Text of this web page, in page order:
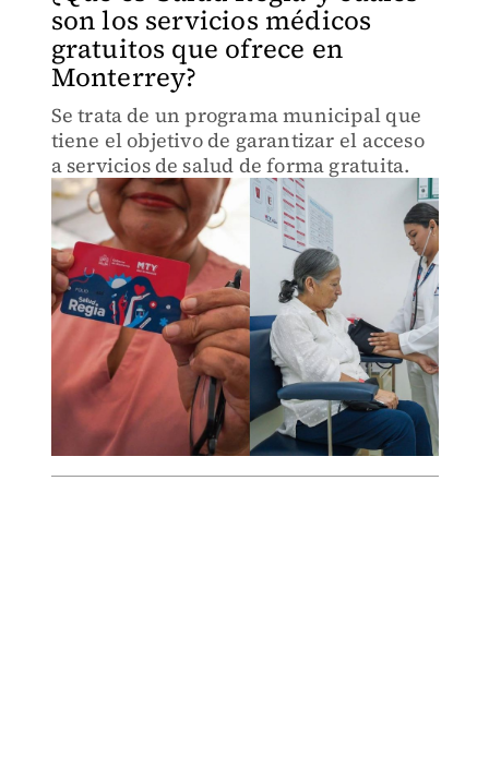
son los servicios médicos
gratuitos que ofrece en
Monterrey?
Se trata de un programa municipal que
tiene el objetivo de garantizar el acceso
a servicios de salud de forma gratuita.